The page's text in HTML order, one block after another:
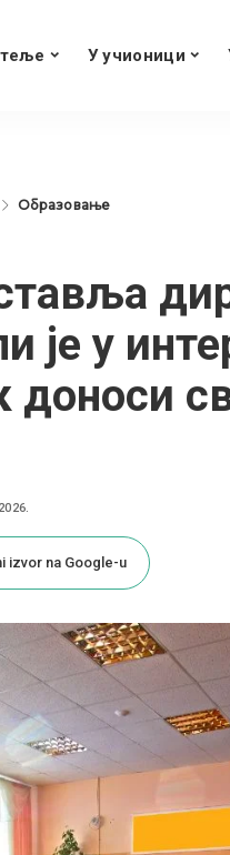
У учионици
Образовање
је у
izvor na Google-u